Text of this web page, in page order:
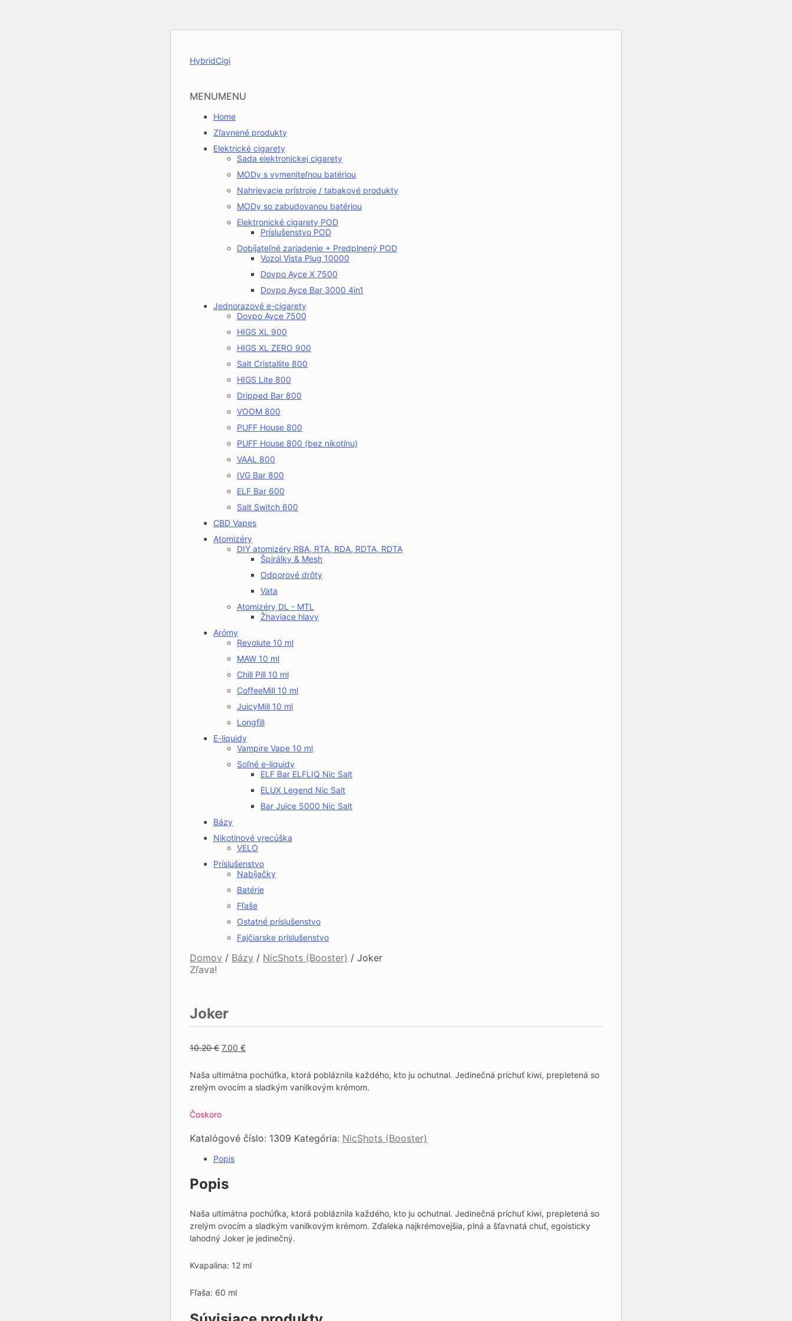
HybridCigi
MENUMENU
Home
Zľavnené produkty
Elektrické cigarety
Sada elektronickej cigarety
MODy s vymeniteľnou batériou
Nahrievacie prístroje / tabakové produkty
MODy so zabudovanou batériou
Elektronické cigarety POD
Príslušenstvo POD
Dobíjateľné zariadenie + Predplnený POD
Vozol Vista Plug 10000
Dovpo Ayce X 7500
Dovpo Ayce Bar 3000 4in1
Jednorazové e-cigarety
Dovpo Ayce 7500
HIGS XL 900
HIGS XL ZERO 900
Salt Cristallite 800
HIGS Lite 800
Dripped Bar 800
VOOM 800
PUFF House 800
PUFF House 800 (bez nikotínu)
VAAL 800
IVG Bar 800
ELF Bar 600
Salt Switch 600
CBD Vapes
Atomizéry
DIY atomizéry RBA, RTA, RDA, RDTA, RDTA
Špirálky & Mesh
Odporové drôty
Vata
Atomizéry DL - MTL
Žhaviace hlavy
Arómy
Revolute 10 ml
MAW 10 ml
Chill Pill 10 ml
CoffeeMill 10 ml
JuicyMill 10 ml
Longfill
E-liquidy
Vampire Vape 10 ml
Soľné e-liquidy
ELF Bar ELFLIQ Nic Salt
ELUX Legend Nic Salt
Bar Juice 5000 Nic Salt
Bázy
Nikotínové vrecúška
VELO
Príslušenstvo
Nabíjačky
Batérie
Fľaše
Ostatné príslušenstvo
Fajčiarske príslušenstvo
Domov / Bázy / NicShots (Booster) / Joker
Zľava!
Joker
10.20€ Original
was:
10.20 €.
7.00 €Current
is:
7.00 €.
Naša ultimátna pochúťka, ktorá pobláznila každého, kto ju ochutnal. Jedinečná príchuť kiwi, prepletená so
zrelým ovocím a sladkým vanilkovým krémom.
Čoskoro
Katalógové číslo: 1309 Kategória: NicShots (Booster)
Popis
Popis
Naša ultimátna pochúťka, ktorá pobláznila každého, kto ju ochutnal. Jedinečná príchuť kiwi, prepletená so
zrelým ovocím a sladkým vanilkovým krémom. Zďaleka najkrémovejšia, plná a šťavnatá chuť, egoisticky
lahodný Joker je jedinečný.
Kvapalina: 12 ml
Fľaša: 60 ml